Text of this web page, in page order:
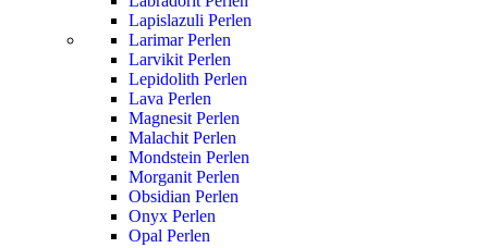
Lapislazuli Perlen
Larimar Perlen
Larvikit Perlen
Lepidolith Perlen
Lava Perlen
Magnesit Perlen
Malachit Perlen
Mondstein Perlen
Morganit Perlen
Obsidian Perlen
Onyx Perlen
Opal Perlen